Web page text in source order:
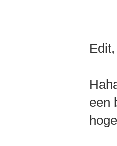
een